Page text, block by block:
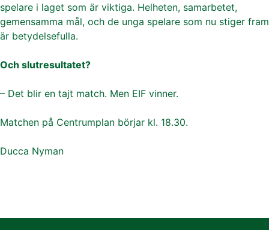
spelare i laget som är viktiga. Helheten, samarbetet,
gemensamma mål, och de unga spelare som nu stiger fram
är betydelsefulla.
Och slutresultatet?
– Det blir en tajt match. Men EIF vinner.
Matchen på Centrumplan börjar kl. 18.30.
Ducca Nyman